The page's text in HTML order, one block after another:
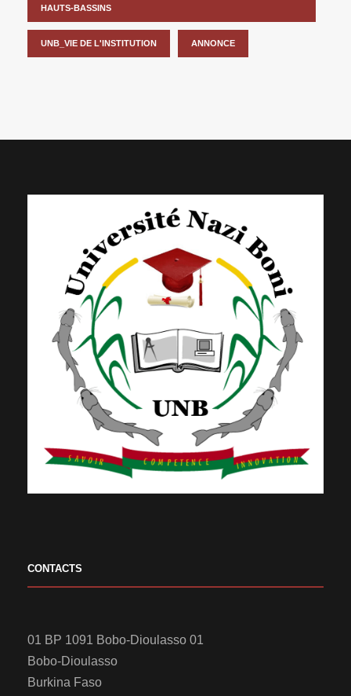
HAUTS-BASSINS
UNB_VIE DE L'INSTITUTION ANNONCE
CONTACTS
01 BP 1091 Bobo-Dioulasso 01
Bobo-Dioulasso
Burkina Faso